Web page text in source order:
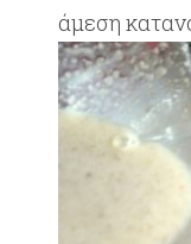
άμεση